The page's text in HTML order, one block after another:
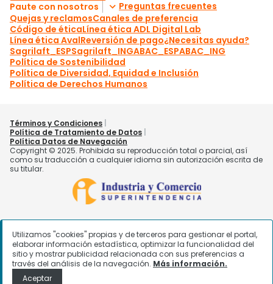
Utilizamos "cookies" propias y de terceros para gestionar el portal,
elaborar información estadística, optimizar la funcionalidad del
sitio y mostrar publicidad relacionada con sus preferencias a
través del análisis de la navegación. Más información.
Aceptar